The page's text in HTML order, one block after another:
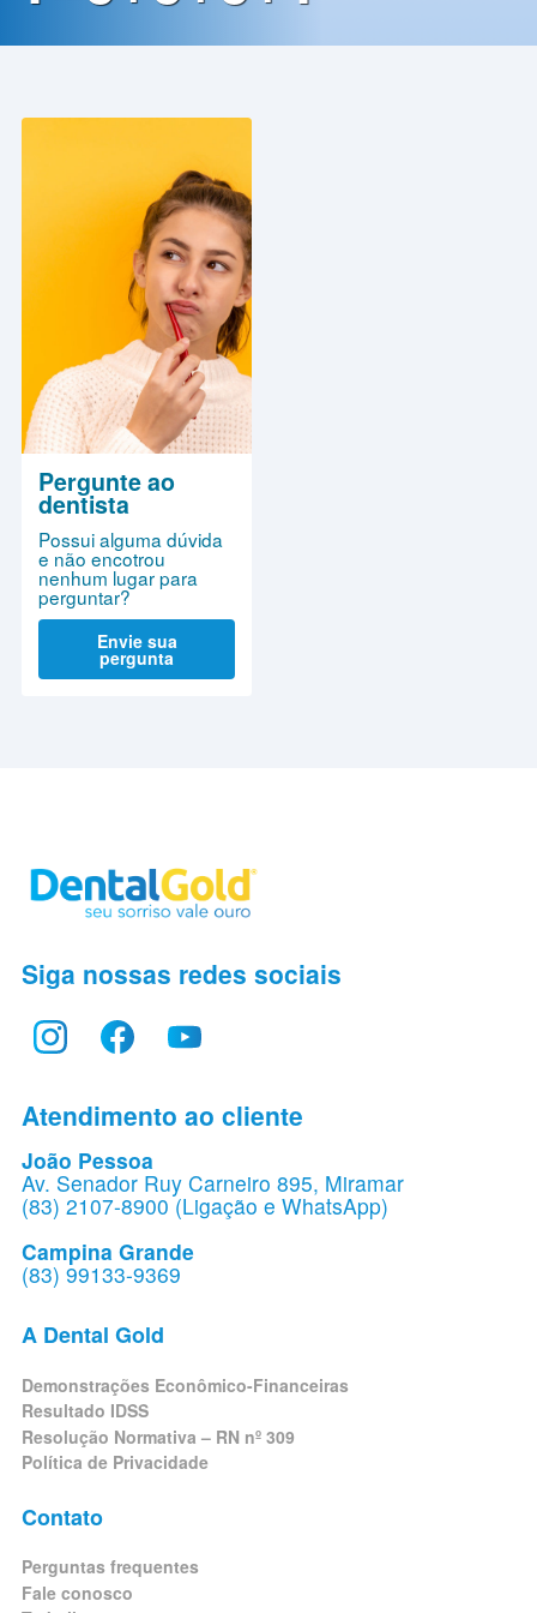
de
Pergunte ao
dentista
Possui alguma dúvida
e não encotrou
nenhum lugar para
perguntar?
Envie sua
pergunta
Siga nossas redes sociais
Atendimento ao cliente
João Pessoa
Av. Senador Ruy Carneiro 895, Miramar
(83) 2107-8900 (Ligação e WhatsApp)
Campina Grande
(83) 99133-9369
A Dental Gold
Demonstrações Econômico-Financeiras
Resultado IDSS
Resolução Normativa – RN nº 309
Política de Privacidade
Contato
Perguntas frequentes
Fale conosco